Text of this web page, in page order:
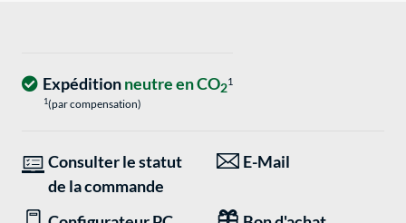
Expéditionneutre en CO21
1(par compensation)
Consulter le statut
de la commande
E-Mail